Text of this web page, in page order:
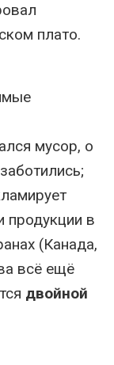
плато.
мусор, о
продукции в
(Канада,
всё ещё
двойной